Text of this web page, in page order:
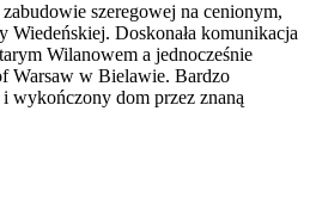
szeregowej na cenionym,
Wiedeńskiej. Doskonała komunikacja
Wilanowem a jednocześnie
Warsaw w Bielawie. Bardzo
wykończony dom przez znaną